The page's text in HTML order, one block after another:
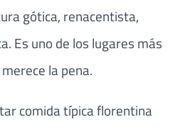
gótica, renacentista,
Es uno de los lugares más
la pena.
comida típica florentina